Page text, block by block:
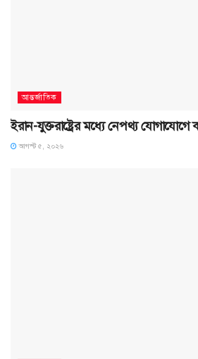
আন্তর্জাতিক
ইরান-যুক্তরাষ্ট্রের মধ্যে নেপথ্য যোগাযোগে
আগস্ট ৫, ২০২৬